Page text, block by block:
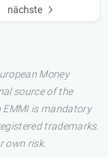
nächste
Money
source of the
is mandatory
trademarks.
own risk.